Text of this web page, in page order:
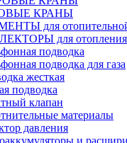
КРАНЫ
для
для отопления
подводка
подводка для газа
жесткая
подводка
клапан
материалы
давления
и